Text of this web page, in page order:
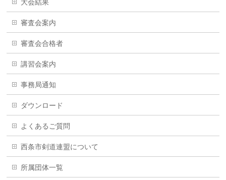
大会結果
審査会案内
審査会合格者
講習会案内
事務局通知
ダウンロード
よくあるご質問
西条市剣道連盟について
所属団体一覧